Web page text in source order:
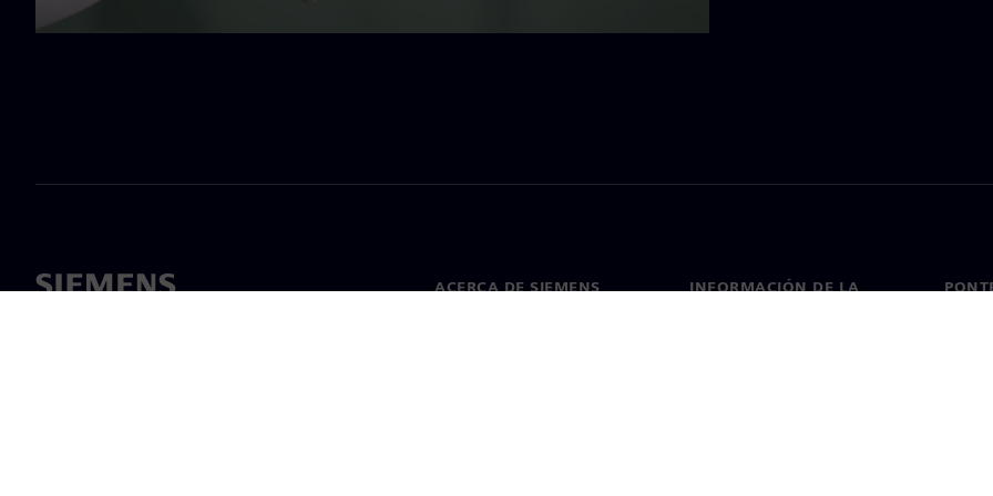
ACERCA DE SIEMENS
INFORMACIÓN DE LA